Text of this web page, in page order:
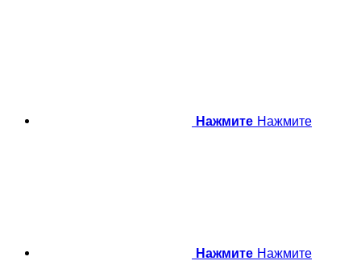
Нажмите Нажмите
Нажмите Нажмите